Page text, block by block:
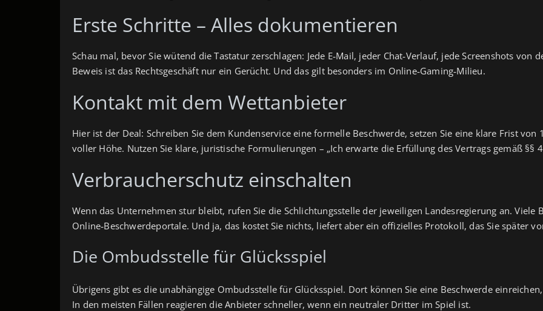
Erste Schritte – Alles dokumentieren
Schau mal, bevor Sie wütend die Tastatur zerschlagen: Jede E‑Mail, jeder Chat‑Verlauf, jede Screenshots von
Beweis ist das Rechtsgeschäft nur ein Gerücht. Und das gilt besonders im Online‑Gaming‑Milieu.
Kontakt mit dem Wettanbieter
Hier ist der Deal: Schreiben Sie dem Kundenservice eine formelle Beschwerde, setzen Sie eine klare Frist
voller Höhe. Nutzen Sie klare, juristische Formulierungen – „Ich erwarte die Erfüllung des Vertrags gemäß §§
Verbraucherschutz einschalten
Wenn das Unternehmen stur bleibt, rufen Sie die Schlichtungsstelle der jeweiligen Landesregierung an. Viele
Online‑Beschwerdeportale. Und ja, das kostet Sie nichts, liefert aber ein offizielles Protokoll, das Sie später
Die Ombudsstelle für Glücksspiel
Übrigens gibt es die unabhängige Ombudsstelle für Glücksspiel. Dort können Sie eine Beschwerde
In den meisten Fällen reagieren die Anbieter schneller, wenn ein neutraler Dritter im Spiel ist.